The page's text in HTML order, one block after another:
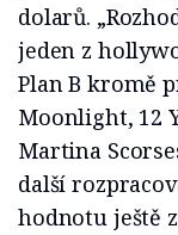
dolarů.
jeden z
Plan B kromě
Moonlight, 12
Martina
další
hodnotu ještě